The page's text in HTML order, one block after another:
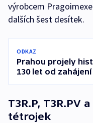
výrobcem
dalších šest desítek.
ODKAZ
Prahou projely
130 let od
T3R.P, T3R.PV
tétrojek